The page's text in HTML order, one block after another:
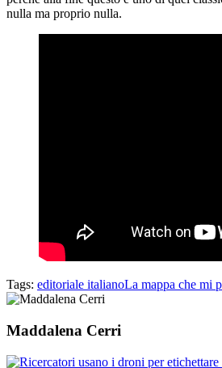
nulla ma proprio nulla.
Tags: editoriale italianoLa mappa che mi
Maddalena Cerri